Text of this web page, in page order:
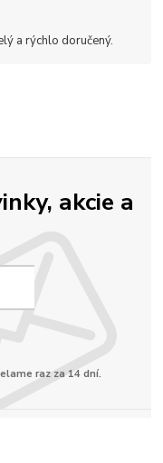
a rýchlo doručený.
akcie a
raz za 14 dní.